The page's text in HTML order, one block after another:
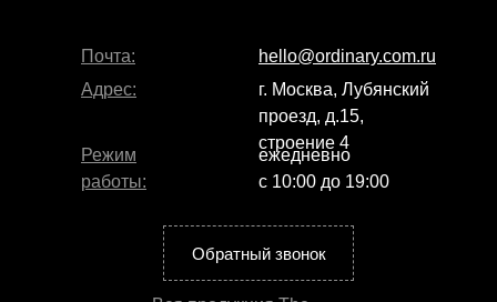
Обратный звонок
Адрес:
г. Москва, Лубянский
проезд, д.15,
строение 4
Почта: hello@ordinary.com.ru
Режим
работы:
ежедневно
с 10:00 до 19:00